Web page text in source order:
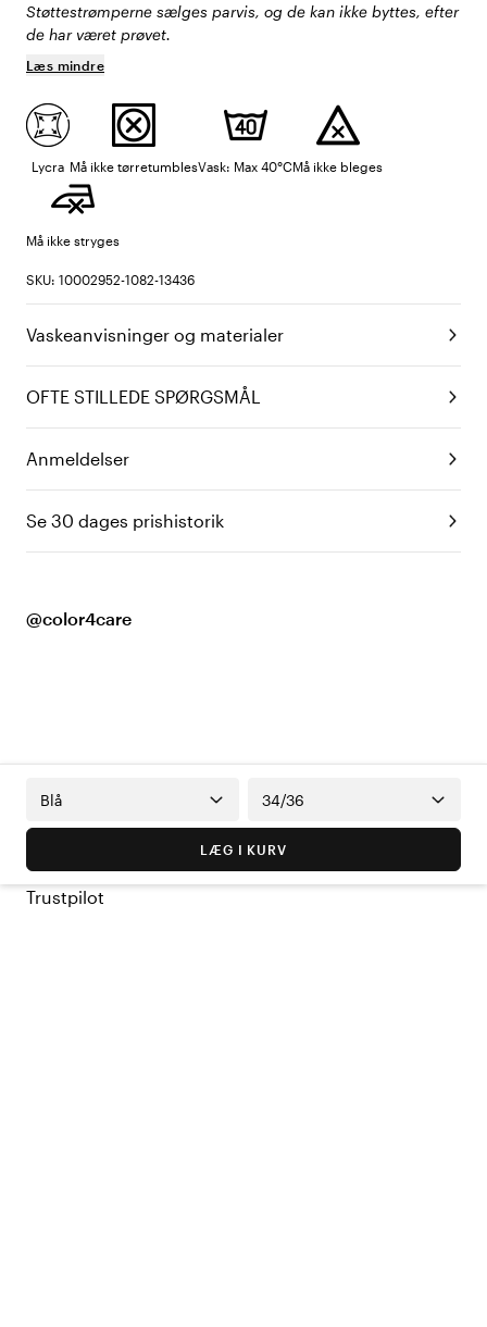
Støttestrømperne sælges parvis, og de kan ikke byttes, efter
de har været prøvet.
Læs mindre
Lycra Må ikke tørretumblesVask: Max 40°CMå ikke bleges
Må ikke stryges
SKU: 10002952-1082-13436
Vaskeanvisninger og materialer
OFTE STILLEDE SPØRGSMÅL
Anmeldelser
Se 30 dages prishistorik
@color4care
Blå 34/36
LÆG I KURV
Trustpilot